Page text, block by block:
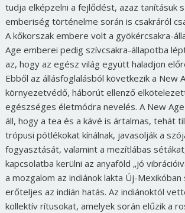
tudja elképzelni a fejlődést, azaz tanításuk
emberiség történelme során is csakráról
A kőkorszak embere volt a gyökércsakra-
Age emberei pedig szívcsakra-állapotba
az, hogy az egész világ együtt haladjon
Ebből az állásfoglalásból következik a New
környezetvédő, háborút ellenző
egészséges életmódra nevelés. A New
áll, hogy a tea és a kávé is ártalmas, tehát
trópusi pótlékokat kínálnak, javasolják a
fogyasztását, valamint a mezítlábas
kapcsolatba kerülni az anyaföld „jó
a mozgalom az indiánok lakta Új-
erőteljes az indián hatás. Az indiánoktól
kollektív rítusokat, amelyek során elűzik a